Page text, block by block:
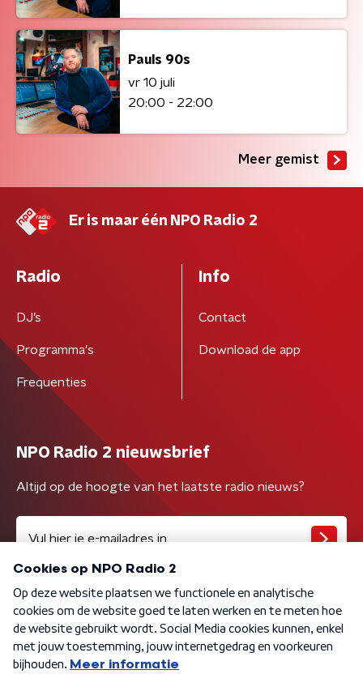
Pauls 90s
vr 10 juli
20:00 - 22:00
Meer gemist
Er is maar één NPO Radio 2
Radio
DJ’s
Programma's
Frequenties
Info
Contact
Download de app
NPO Radio 2 nieuwsbrief
Altijd op de hoogte van het laatste radio nieuws?
Algemene voorwaarden